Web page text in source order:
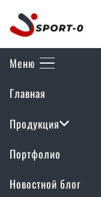
Меню
Главная
Продукция
Портфолио
Новостной блог
Дворец
Резиновое